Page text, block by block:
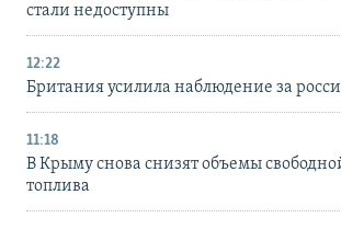
стали недоступны
12:22
Британия усилила наблюдение за
11:18
В Крыму снова снизят объемы
топлива